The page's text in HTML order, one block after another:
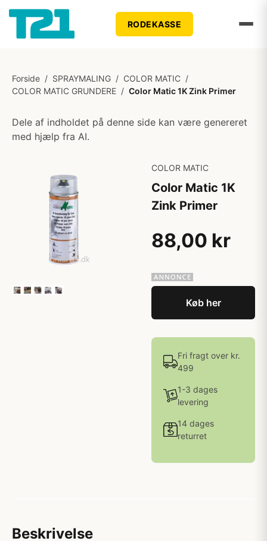
RODEKASSE
Forside / SPRAYMALING / COLOR MATIC /
COLOR MATIC GRUNDERE / Color Matic 1K Zink Primer
Dele af indholdet på denne side kan være genereret
med hjælp fra AI.
COLOR MATIC
Color Matic 1K
Zink Primer
88,00 kr
Køb her
Fri fragt over kr.
499
1-3 dages
levering
14 dages
returret
Beskrivelse